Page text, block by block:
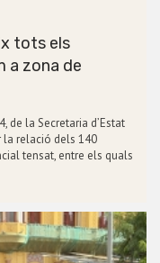
tots els
a zona de
de la Secretaria d’Estat
la relació dels 140
tensat, entre els quals